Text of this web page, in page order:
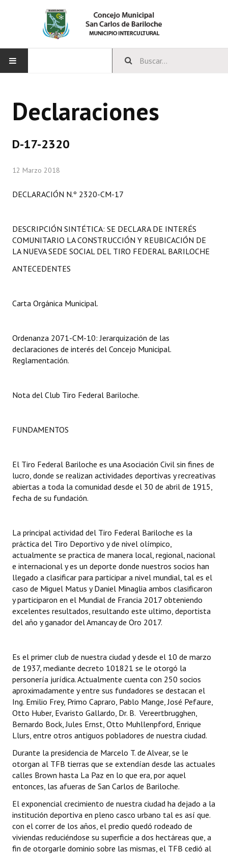
CONCEJO
Comisiones Especiales
Programas
Constitución Provincial
Reglamento Interno
Informes de Gestión
Dictámenes Asesoría Letrada
Actas de Sesión
Ejecución Presupuestaria
Actas de Audiencias Públicas
NORMATIVA
Comunicaciones
Declaraciones
Resoluciones de Presidencia
INSTITUCIONAL
Antiguos Pobladores
Noticias Destacadas
Registros y Distinciones
Datos Históricos
Audiencias Públicas - Registro
Mujeres que Dejaron Huellas - Registro
Declaraciones
D-17-2320
12 Marzo 2018
DECLARACIÓN N.º 2320-CM-17
DESCRIPCIÓN SINTÉTICA: SE DECLARA DE INTERÉS
COMUNITARIO LA CONSTRUCCIÓN Y REUBICACIÓN DE
LA NUEVA SEDE SOCIAL DEL TIRO FEDERAL BARILOCHE
ANTECEDENTES
Carta Orgánica Municipal.
Ordenanza 2071-CM-10: Jerarquización de las
declaraciones de interés del Concejo Municipal.
Reglamentación.
Nota del Club Tiro Federal Bariloche.
FUNDAMENTOS
El Tiro Federal Bariloche es una Asociación Civil sin fines de
lucro, donde se realizan actividades deportivas y recreativas
abiertas a toda la comunidad desde el 30 de abril de 1915,
fecha de su fundación.
La principal actividad del Tiro Federal Bariloche es la
práctica del Tiro Deportivo y de nivel olímpico,
actualmente se practica de manera local, regional, nacional
e internacional y es un deporte donde nuestros socios han
llegado a clasificar para participar a nivel mundial, tal es el
caso de Miguel Matus y Daniel Minaglia ambos clasificaron
y participaron en el Mundial de Francia 2017 obteniendo
excelentes resultados, resultando este ultimo, deportista
del año y ganador del Amancay de Oro 2017.
Es el primer club de nuestra ciudad y desde el 10 de marzo
de 1937, mediante decreto 101821 se le otorgó la
personería jurídica. Actualmente cuenta con 250 socios
aproximadamente y entre sus fundadores se destacan el
Ing. Emilio Frey, Primo Capraro, Pablo Mange, José Pefaure,
Otto Huber, Evaristo Gallardo, Dr. B. Vereertbrugghen,
Bernardo Bock, Jules Ernst, Otto Muhllenpford, Enrique
Llurs, entre otros antiguos pobladores de nuestra ciudad.
Durante la presidencia de Marcelo T. de Alvear, se le
otorgan al TFB tierras que se extendían desde las actuales
calles Brown hasta La Paz en lo que era, por aquel
entonces, las afueras de San Carlos de Bariloche.
El exponencial crecimiento de nuestra ciudad ha dejado a la
institución deportiva en pleno casco urbano tal es así que.
con el correr de los años, el predio quedó rodeado de
viviendas reduciéndose su superficie a dos hectáreas que, a
fin de otorgarle dominio sobre las mismas, el TFB cedió al